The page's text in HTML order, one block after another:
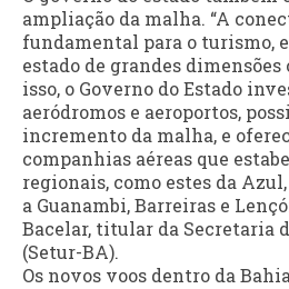
ampliação da malha. “A
fundamental para o turismo,
estado de grandes dimensões
isso, o Governo do Estado
aeródromos e aeroportos,
incremento da malha, e
companhias aéreas que
regionais, como estes da
a Guanambi, Barreiras e
Bacelar, titular da Secretaria
(Setur-BA).
Os novos voos dentro da